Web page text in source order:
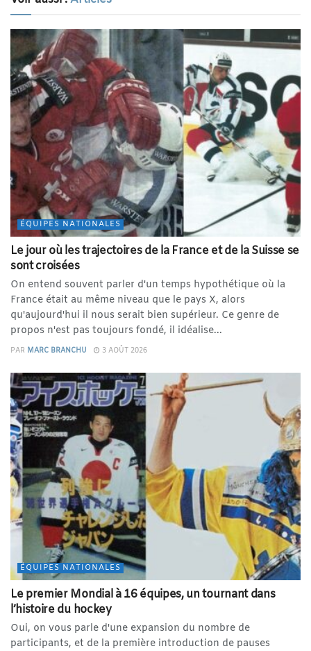
ÉQUIPES NATIONALES
Le jour où les trajectoires de la France et de la Suisse se
sont croisées
On entend souvent parler d'un temps hypothétique où la
France était au même niveau que le pays X, alors
qu'aujourd'hui il nous serait bien supérieur. Ce genre de
propos n'est pas toujours fondé, il idéalise...
PAR MARC BRANCHU 3 AOÛT 2026
ÉQUIPES NATIONALES
Le premier Mondial à 16 équipes, un tournant dans
l’histoire du hockey
Oui, on vous parle d'une expansion du nombre de
participants, et de la première introduction de pauses